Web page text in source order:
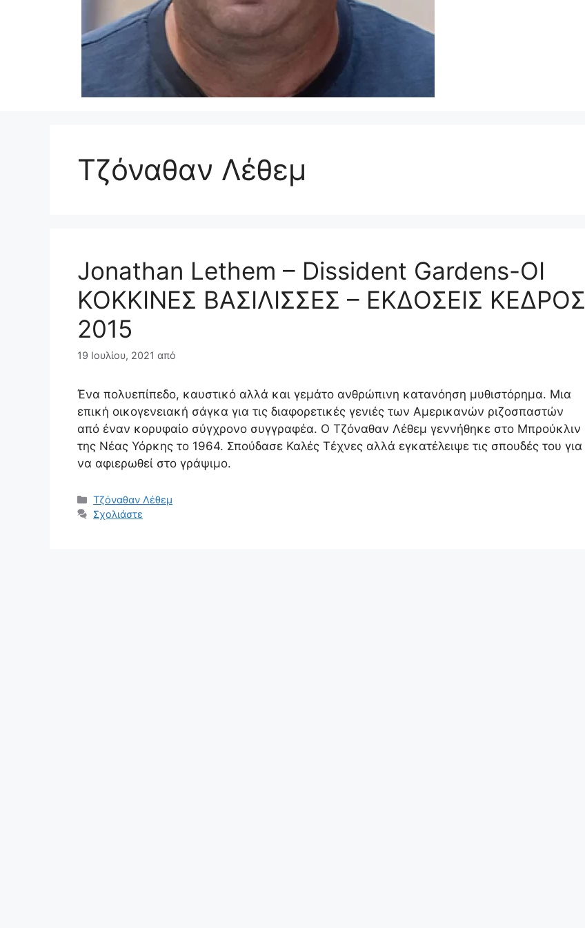
Τζόναθαν Λέθεμ
Jonathan Lethem – Dissident Gardens-ΟΙ
ΚΟΚΚΙΝΕΣ ΒΑΣΙΛΙΣΣΕΣ – ΕΚΔΟΣΕΙΣ ΚΕΔΡΟΣ
2015
19 Ιουλίου, 2021 από
Ένα πολυεπίπεδο, καυστικό αλλά και γεμάτο ανθρώπινη κατανόηση μυθιστόρημα. Μια
επική οικογενειακή σάγκα για τις διαφορετικές γενιές των Αμερικανών ριζοσπαστών
από έναν κορυφαίο σύγχρονο συγγραφέα. Ο Τζόναθαν Λέθεμ γεννήθηκε στο Μπρούκλιν
της Νέας Υόρκης το 1964. Σπούδασε Καλές Τέχνες αλλά εγκατέλειψε τις σπουδές του για
να αφιερωθεί στο γράψιμο.
Κατηγορίες
Τζόναθαν Λέθεμ
Σχολιάστε